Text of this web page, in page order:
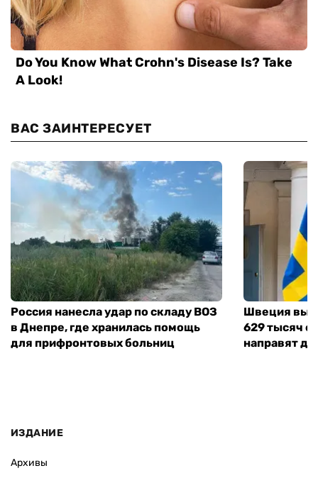
ВАС ЗАИНТЕРЕСУЕТ
Россия нанесла удар по складу ВОЗ
в Днепре, где хранилась помощь
для прифронтовых больниц
Швеция
629 тысяч
направят
ИЗДАНИЕ
Архивы